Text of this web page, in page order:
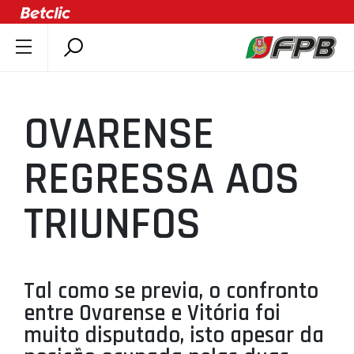
ÚLTIMAS
COMPETIÇÕES
ASSOCIAÇÕES
CLUBES
AGENTES
SELEÇÕES
MINIBASQUETE
OVARENSE
REGRESSA AOS
TRIUNFOS
Tal como se previa, o confronto
entre Ovarense e Vitória foi
muito disputado, isto apesar da